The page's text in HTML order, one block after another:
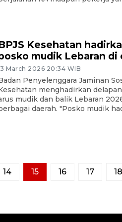
Kesehatan
mudik Lebaran di
March 2026 20:34 WIB
Penyelenggara Jaminan
menghadirkan
mudik dan balik Lebaran
daerah. "Posko mudik
14 15 16 17 18